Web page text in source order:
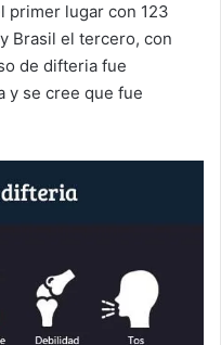
primer lugar con 123
Brasil el tercero, con
de difteria fue
y se cree que fue